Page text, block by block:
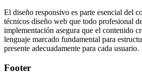
El diseño responsivo es parte esencial del
técnicos diseño web que todo profesional
implementación asegura que el contenido
lenguaje marcado fundamental para
presente adecuadamente para cada usuario.
Footer